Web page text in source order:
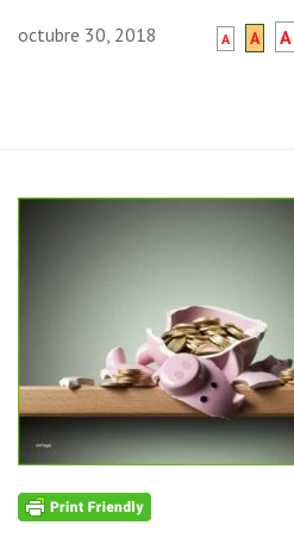
octubre 30, 2018 A A A